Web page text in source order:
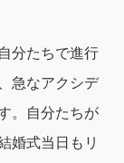
分たちで進行
急なアクシデ
。自分たちが
婚式当日もリ